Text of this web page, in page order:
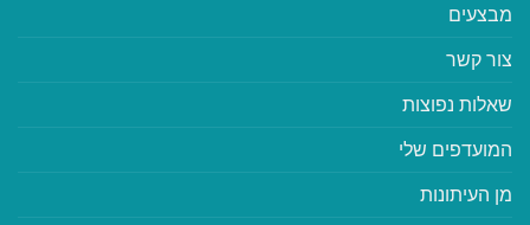
מבצעים
צור קשר
שאלות נפוצות
המועדפים שלי
מן העיתונות